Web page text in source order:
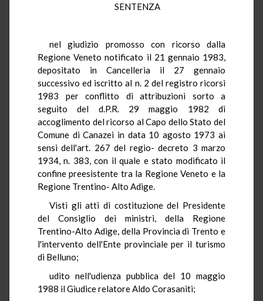
SENTENZA
nel giudizio promosso con ricorso dalla
Regione Veneto notificato il 21 gennaio 1983,
depositato in Cancelleria il 27 gennaio
successivo ed iscritto al n. 2 del registro ricorsi
1983 per conflitto di attribuzioni sorto a
seguito del d.P.R. 29 maggio 1982 di
accoglimento del ricorso al Capo dello Stato del
Comune di Canazei in data 10 agosto 1973 ai
sensi dell'art. 267 del regio- decreto 3 marzo
1934, n. 383, con il quale e stato modificato il
confine preesistente tra la Regione Veneto e la
Regione Trentino- Alto Adige.
Visti gli atti di costituzione del Presidente
del Consiglio dei ministri, della Regione
Trentino-Alto Adige, della Provincia di Trento e
l'intervento dell'Ente provinciale per il turismo
di Belluno;
udito nell'udienza pubblica del 10 maggio
1988 il Giudice relatore Aldo Corasaniti;